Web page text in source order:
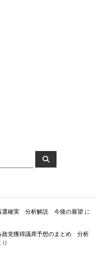
検
索
選確実 分析解説 今後の展望 に
党獲得議席予想のまとめ 分析
り